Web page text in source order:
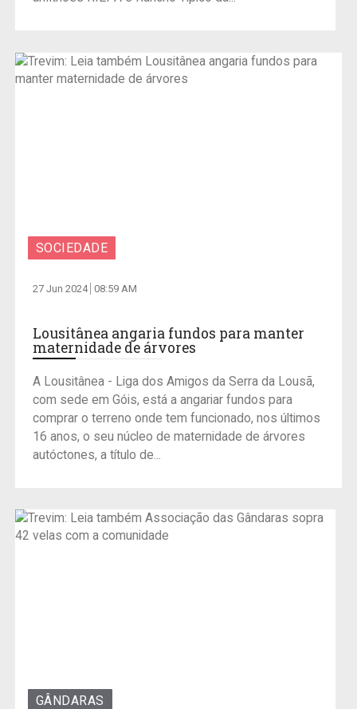
SOCIEDADE
27 Jun 2024 08:59 AM
Lousitânea angaria fundos para manter
maternidade de árvores
A Lousitânea - Liga dos Amigos da Serra da Lousã,
com sede em Góis, está a angariar fundos para
comprar o terreno onde tem funcionado, nos últimos
16 anos, o seu núcleo de maternidade de árvores
autóctones, a título de...
GÂNDARAS